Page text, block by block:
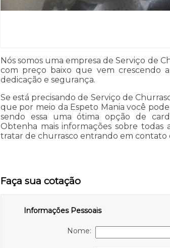
Nós somos uma empresa de Serviço de
com preço baixo que vem crescendo
dedicação e segurança.
Se está precisando de Serviço de
que por meio da Espeto Mania você
sendo essa uma ótima opção de
Obtenha mais informações sobre todas
tratar de churrasco entrando em contato
Faça sua cotação
Informações Pessoais
Nome: